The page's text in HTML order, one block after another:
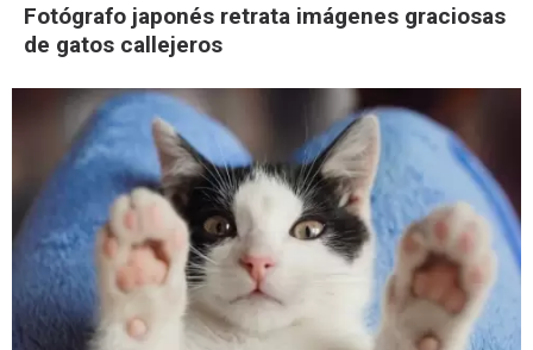
Fotógrafo japonés retrata imágenes graciosas
de gatos callejeros